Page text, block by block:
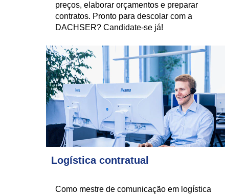
preços, elaborar orçamentos e preparar
contratos. Pronto para descolar com a
DACHSER? Candidate-se já!
Logística contratual
Como mestre de comunicação em logística